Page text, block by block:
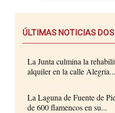
ÚLTIMAS NOTICIAS
La Junta culmina la
alquiler en la calle Alegría...
La Laguna de Fuente de
de 600 flamencos en su...